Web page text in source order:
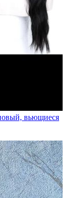
вьющиеся